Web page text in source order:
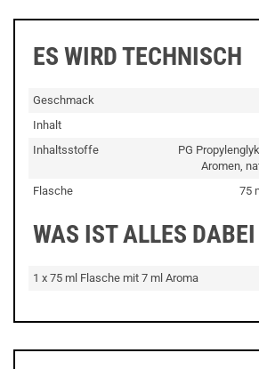
ES WIRD TECHNISCH
Geschmack
Inhalt
Inhaltsstoffe
PG
Aromen,
Flasche
75
WAS IST ALLES DABEI
1 x 75 ml Flasche mit 7 ml Aroma